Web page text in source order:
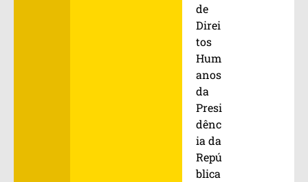
de
Direi
tos
Hum
anos
da
Presi
dênc
ia da
Repú
blica